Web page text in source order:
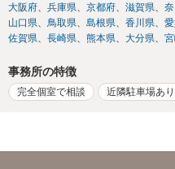
大阪府
兵庫県 京都府 滋賀県
山口県
鳥取県 島根県 香川県
佐賀県
長崎県 熊本県 大分県
事務所の特徴
完全個室で相談 近隣駐車場あり